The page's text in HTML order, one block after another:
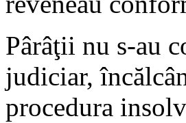
Pârâţii nu s-au
judiciar,
procedura